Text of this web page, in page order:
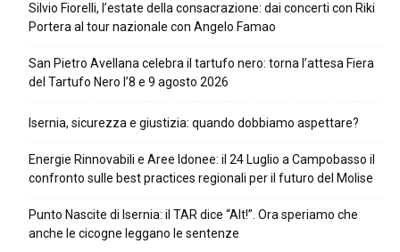
Silvio Fiorelli, l’estate della consacrazione: dai concerti con Riki
Portera al tour nazionale con Angelo Famao
San Pietro Avellana celebra il tartufo nero: torna l’attesa Fiera
del Tartufo Nero l’8 e 9 agosto 2026
Isernia, sicurezza e giustizia: quando dobbiamo aspettare?
Energie Rinnovabili e Aree Idonee: il 24 Luglio a Campobasso il
confronto sulle best practices regionali per il futuro del Molise
Punto Nascite di Isernia: il TAR dice “Alt!”. Ora speriamo che
anche le cicogne leggano le sentenze